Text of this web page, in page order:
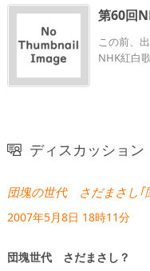
第60回
この前、
NHK紅白
ディスカッション
団塊の世代 さだまさし｢
2007年5月8日 18時11分
団塊世代 さだまさし？